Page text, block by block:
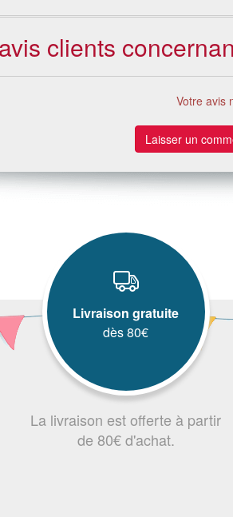
clients
Votre avis
Laisser un
Livraison gratuite
dès 80€
La livraison est offerte à partir
de 80€ d'achat.